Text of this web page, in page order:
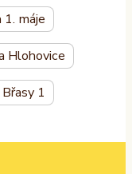
1. máje
Hlohovice
1